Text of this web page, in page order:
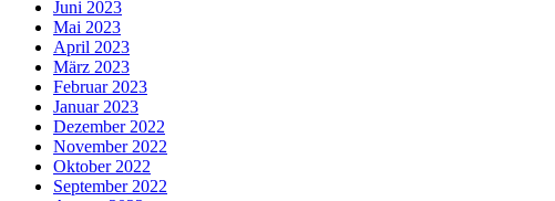
Juni 2023
Mai 2023
April 2023
März 2023
Februar 2023
Januar 2023
Dezember 2022
November 2022
Oktober 2022
September 2022